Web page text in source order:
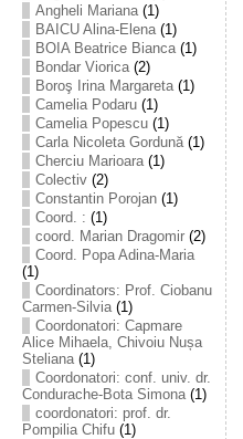
Angheli Mariana(1)
BAICU Alina-Elena(1)
BOIA Beatrice Bianca(1)
Bondar Viorica(2)
Boroş Irina Margareta(1)
Camelia Podaru(1)
Camelia Popescu(1)
Carla Nicoleta Gordună(1)
Cherciu Marioara(1)
Colectiv(2)
Constantin Porojan(1)
Coord. : (1)
coord. Marian Dragomir(2)
Coord. Popa Adina-Maria
(1)
Coordinators: Prof. Ciobanu
Carmen-Silvia(1)
Coordonatori: Capmare
Alice Mihaela, Chivoiu Nușa
Steliana(1)
Coordonatori: conf. univ. dr.
Condurache-Bota Simona(1)
coordonatori: prof. dr.
Pompilia Chifu(1)